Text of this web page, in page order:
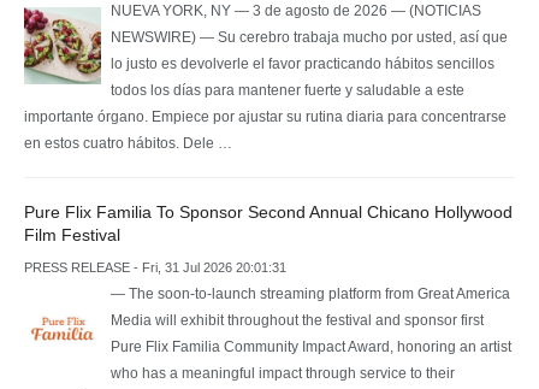
NUEVA YORK, NY — 3 de agosto de 2026 — (NOTICIAS
NEWSWIRE) — Su cerebro trabaja mucho por usted, así que
lo justo es devolverle el favor practicando hábitos sencillos
todos los días para mantener fuerte y saludable a este
importante órgano. Empiece por ajustar su rutina diaria para concentrarse
en estos cuatro hábitos. Dele …
Pure Flix Familia To Sponsor Second Annual Chicano Hollywood
Film Festival
PRESS RELEASE - Fri, 31 Jul 2026 20:01:31
— The soon-to-launch streaming platform from Great America
Media will exhibit throughout the festival and sponsor first
Pure Flix Familia Community Impact Award, honoring an artist
who has a meaningful impact through service to their